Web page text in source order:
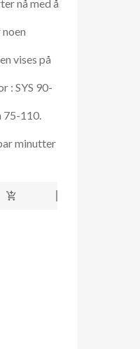
nå med å
vises på
: SYS 90-
75-110.
minutter